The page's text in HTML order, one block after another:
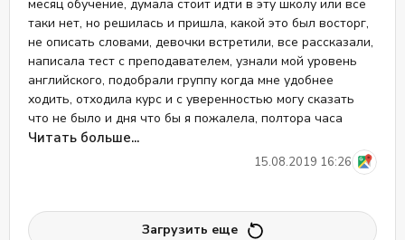
15.08.2019 16:26
месяц обучение, думала стоит идти в эту школу или все
таки нет, но решилась и пришла, какой это был восторг,
не описать словами, девочки встретили, все рассказали,
написала тест с преподавателем, узнали мой уровень
английского, подобрали группу когда мне удобнее
ходить, отходила курс и с уверенностью могу сказать
что не было и дня что бы я пожалела, полтора часа
занятий пролетают как минута, выходила со школы
всегда с ейфорией, каждое занятие как мотивация
приходить снова и снова, преподавателем была Даша и
квалификацию преподавателей! Proggres вы лучшие!
Читать больше...
Загрузить еще